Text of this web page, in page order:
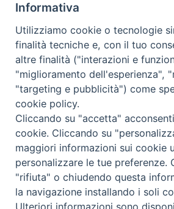
La nostra storia
Statuto
Presidenza e ufficio presidenza
Consiglio scientifico
Coordinamento nazionale
COPYRIGHT Scienza & Vita - C.F
diritti -Privacy-
Informativa
Utilizziamo cookie o tecnologie
finalità tecniche e, con il tuo
altre finalità ("interazioni e
"miglioramento dell'esperienza",
"targeting e pubblicità") come
cookie policy.
Cliccando su "accetta"
cookie. Cliccando su
maggiori informazioni sui cookie
personalizzare le tue preferenze.
"rifiuta" o chiudendo questa
la navigazione installando i soli